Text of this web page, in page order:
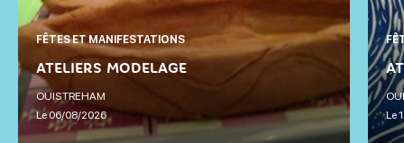
FÊTES ET MANIFESTATIONS
ATELIER GRAVURE
13/08/2026